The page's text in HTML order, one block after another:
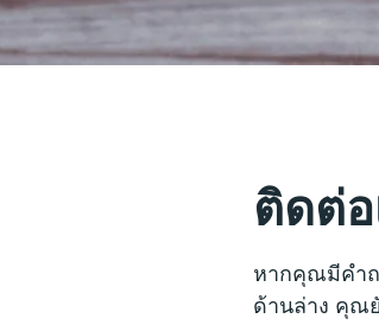
ติดต่อ
หากคุณมีคำถ
ด้านล่าง คุณ